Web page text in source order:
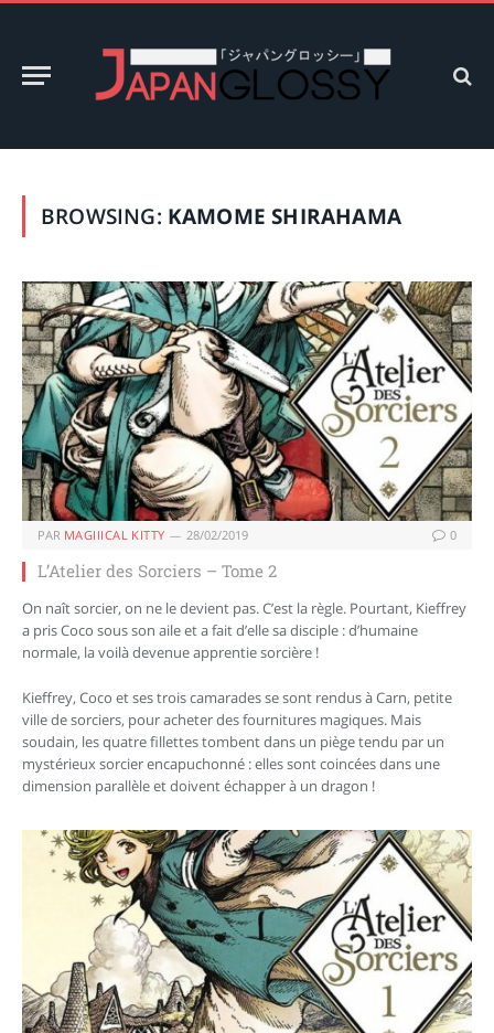
BROWSING: KAMOME SHIRAHAMA
PAR MAGIIICAL KITTY 28/02/2019 0
L’Atelier des Sorciers – Tome 2
On naît sorcier, on ne le devient pas. C’est la règle. Pourtant, Kieffrey
a pris Coco sous son aile et a fait d’elle sa disciple : d’humaine
normale, la voilà devenue apprentie sorcière !
Kieffrey, Coco et ses trois camarades se sont rendus à Carn, petite
ville de sorciers, pour acheter des fournitures magiques. Mais
soudain, les quatre fillettes tombent dans un piège tendu par un
mystérieux sorcier encapuchonné : elles sont coincées dans une
dimension parallèle et doivent échapper à un dragon !